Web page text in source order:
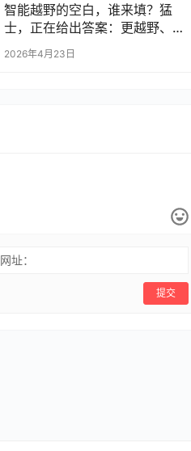
智能越野的空白，谁来填？猛
士，正在给出答案：更越野、更
阅野、更悦野
2026年4月23日
网址：
提交